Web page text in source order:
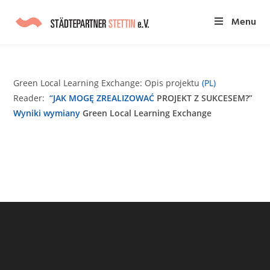
Menu
Green Local Learning Exchange: Opis projektu(PL)
Reader:“JAK MOGĘ ZREALIZOWAĆ PROJEKT Z SUKCESEM?”
Wyniki wymiany Green Local Learning Exchange